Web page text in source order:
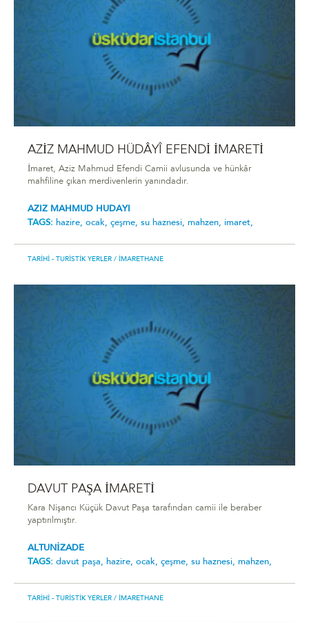
AZİZ MAHMUD HÜDÂYÎ EFENDİ İMARETİ
İmaret, Aziz Mahmud Efendi Camii avlusunda ve hünkâr
mahfiline çıkan merdivenlerin yanındadır.
AZIZ MAHMUD HUDAYI
TAGS: hazire, ocak, çeşme, su haznesi, mahzen, imaret,
TARIHI - TURISTIK YERLER / İMARETHANE
DAVUT PAŞA İMARETİ
Kara Nişancı Küçük Davut Paşa tarafından camii ile beraber
yaptırılmıştır.
ALTUNİZADE
TAGS: davut paşa, hazire, ocak, çeşme, su haznesi, mahzen,
TARIHI - TURISTIK YERLER / İMARETHANE